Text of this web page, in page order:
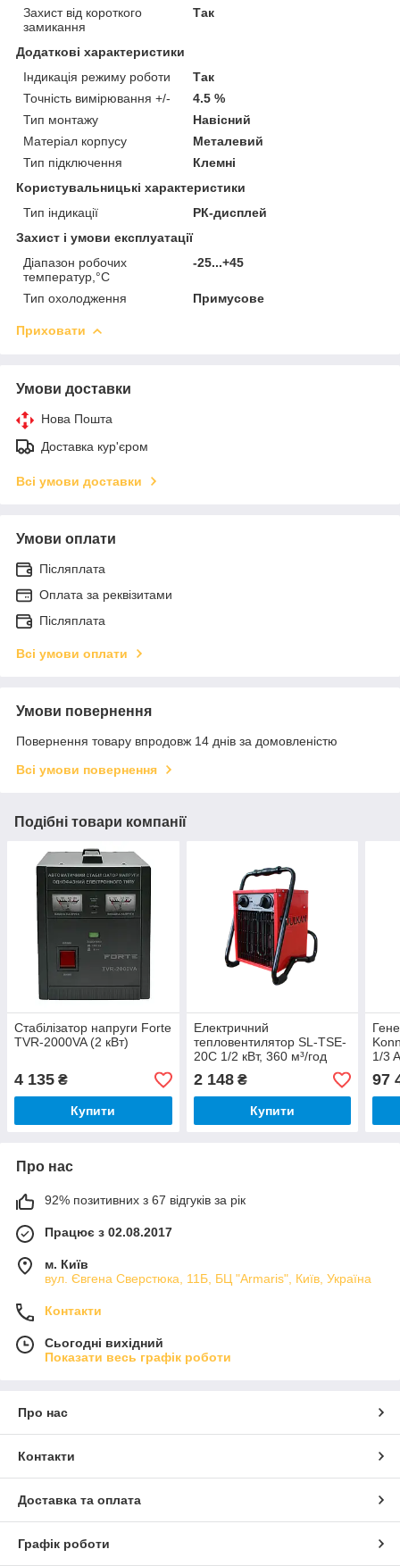
Захист від короткого
замикання
Так
Додаткові характеристики
Індикація режиму роботи
Так
Точність вимірювання +/-
4.5 %
Тип монтажу
Навісний
Матеріал корпусу
Металевий
Тип підключення
Клемні
Користувальницькі характеристики
Тип індикації
РК-дисплей
Захист і умови експлуатації
Діапазон робочих
температур,°С
-25...+45
Тип охолодження Примусове
Приховати
Умови доставки
Нова Пошта
Доставка кур'єром
Всі умови доставки
Умови оплати
Післяплата
Оплата за реквізитами
Післяплата
Всі умови оплати
Умови повернення
Повернення товару впродовж 14 днів за домовленістю
Всі умови повернення
Подібні товари компанії
Стабілізатор напруги Forte
TVR-2000VA (2 кВт)
4 135 ₴
Купити
Електричний
тепловентилятор SL-TSE-
20C 1/2 кВт, 360 м³/год
VULKAN
2 148₴
Купити
1/3
97
Про нас
92% позитивних з 67 відгуків за рік
Працює з 02.08.2017
м. Київ
вул. Євгена Сверстюка, 11Б, БЦ "Armaris", Київ, Україна
Контакти
Сьогодні вихідний
Показати весь графік роботи
Про нас
Контакти
Доставка та оплата
Графік роботи